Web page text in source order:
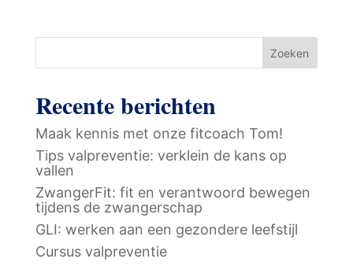
Zoeken
Recente berichten
Maak kennis met onze fitcoach Tom!
Tips valpreventie: verklein de kans op
vallen
ZwangerFit: fit en verantwoord bewegen
tijdens de zwangerschap
GLI: werken aan een gezondere leefstijl
Cursus valpreventie